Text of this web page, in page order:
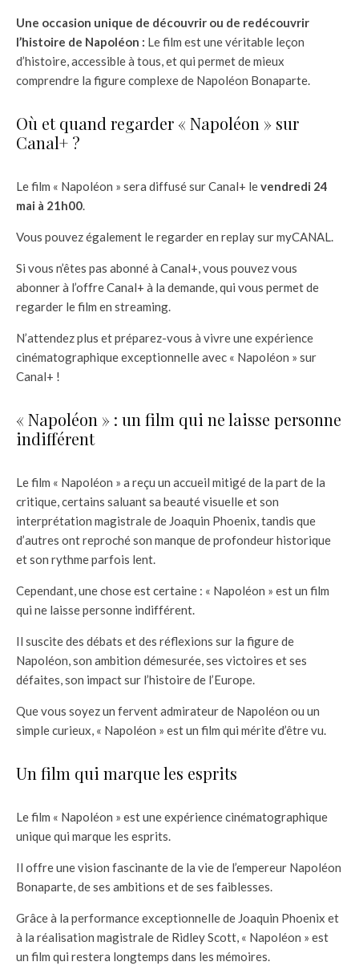
Une occasion unique de découvrir ou de redécouvrir
l’histoire de Napoléon : Le film est une véritable leçon
d’histoire, accessible à tous, et qui permet de mieux
comprendre la figure complexe de Napoléon Bonaparte.
Où et quand regarder « Napoléon » sur
Canal+ ?
Le film « Napoléon » sera diffusé sur Canal+ levendredi 24
mai à 21h00.
Vous pouvez également le regarder en replay sur myCANAL.
Si vous n’êtes pas abonné à Canal+, vous pouvez vous
abonner à l’offre Canal+ à la demande, qui vous permet de
regarder le film en streaming.
N’attendez plus et préparez-vous à vivre une expérience
cinématographique exceptionnelle avec « Napoléon » sur
Canal+ !
« Napoléon » : un film qui ne laisse personne
indifférent
Le film « Napoléon » a reçu un accueil mitigé de la part de la
critique, certains saluant sa beauté visuelle et son
interprétation magistrale de Joaquin Phoenix, tandis que
d’autres ont reproché son manque de profondeur historique
et son rythme parfois lent.
Cependant, une chose est certaine : « Napoléon » est un film
qui ne laisse personne indifférent.
Il suscite des débats et des réflexions sur la figure de
Napoléon, son ambition démesurée, ses victoires et ses
défaites, son impact sur l’histoire de l’Europe.
Que vous soyez un fervent admirateur de Napoléon ou un
simple curieux, « Napoléon » est un film qui mérite d’être vu.
Un film qui marque les esprits
Le film « Napoléon » est une expérience cinématographique
unique qui marque les esprits.
Il offre une vision fascinante de la vie de l’empereur Napoléon
Bonaparte, de ses ambitions et de ses faiblesses.
Grâce à la performance exceptionnelle de Joaquin Phoenix et
à la réalisation magistrale de Ridley Scott, « Napoléon » est
un film qui restera longtemps dans les mémoires.